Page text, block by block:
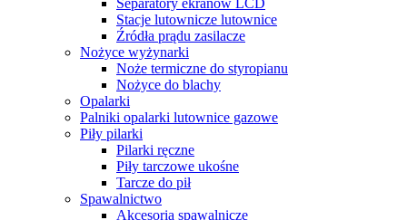
Stacje lutownicze lutownice
Źródła prądu zasilacze
Nożyce wyżynarki
Noże termiczne do styropianu
Nożyce do blachy
Opalarki
Palniki opalarki lutownice gazowe
Piły pilarki
Pilarki ręczne
Piły tarczowe ukośne
Tarcze do pił
Spawalnictwo
Akcesoria spawalnicze